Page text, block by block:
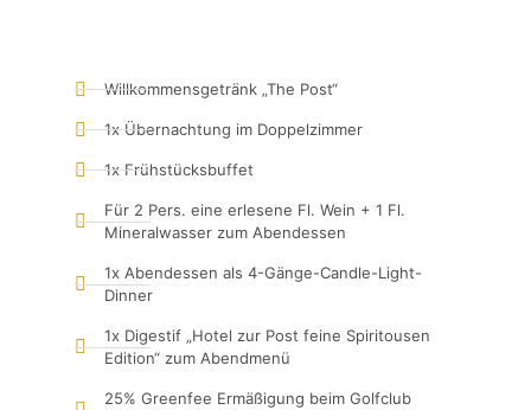
Willkommensgetränk „The Post“
1x Übernachtung im Doppelzimmer
1x Frühstücksbuffet
Für 2 Pers. eine erlesene Fl. Wein + 1 Fl.
Mineralwasser zum Abendessen
1x Abendessen als 4-Gänge-Candle-Light-
Dinner
1x Digestif „Hotel zur Post feine Spiritousen
Edition“ zum Abendmenü
25% Greenfee Ermäßigung beim Golfclub